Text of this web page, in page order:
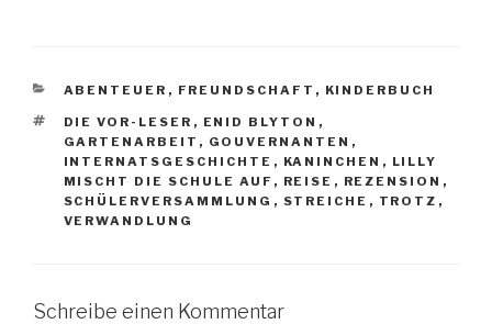
KATEGORIEN
ABENTEUER , FREUNDSCHAFT , KINDERBUCH
SCHLAGWÖRTER
DIE VOR-LESER , ENID BLYTON ,
GARTENARBEIT , GOUVERNANTEN ,
INTERNATSGESCHICHTE , KANINCHEN , LILLY
MISCHT DIE SCHULE AUF , REISE , REZENSION ,
SCHÜLERVERSAMMLUNG , STREICHE , TROTZ ,
VERWANDLUNG
Schreibe einen Kommentar